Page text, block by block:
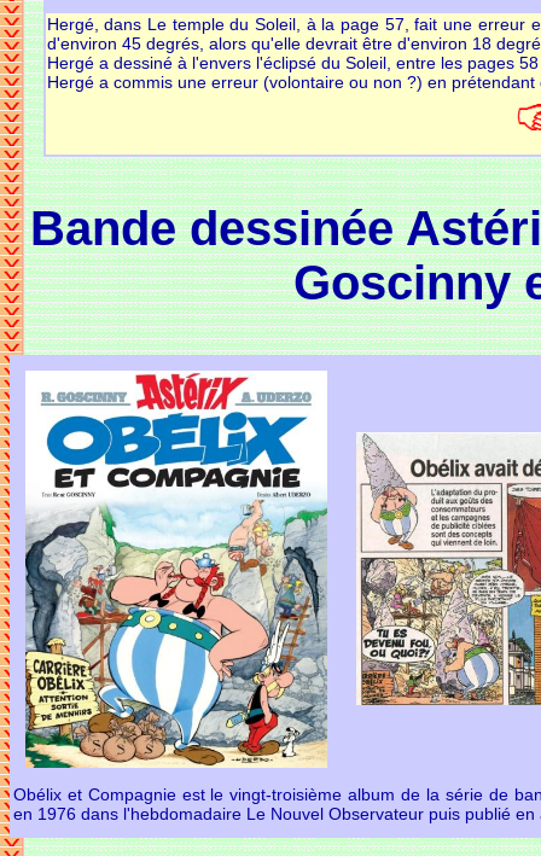
Hergé, dans Le temple du Soleil, à la page 57, fait une erreur
d'environ 45 degrés, alors qu'elle devrait être d'environ 18
Hergé a dessiné à l'envers l'éclipsé du Soleil, entre les pages
Hergé a commis une erreur (volontaire ou non ?) en
Bande dessinée
Goscinny
Obélix et Compagnie est le vingt-troisième album de la série de
en 1976 dans l'hebdomadaire Le Nouvel Observateur puis publié en